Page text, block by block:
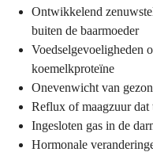
Ontwikkelend
buiten de baarmoeder
Voedselgevoeligheden
koemelkproteïne
Onevenwicht van
Reflux of maagzuur dat
Ingesloten gas in de
Hormonale